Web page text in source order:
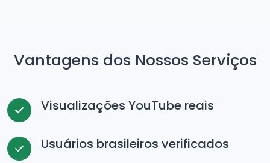
Vantagens dos Nossos Serviços
Visualizações YouTube reais
Usuários brasileiros verificados